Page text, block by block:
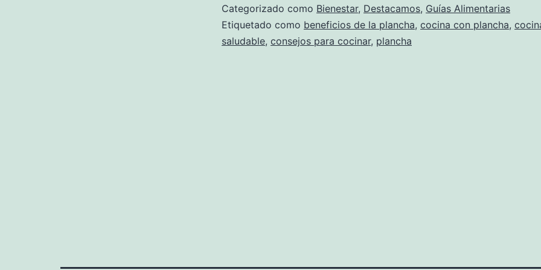
Categorizado como Bienestar, Destacamos, Guías Alimentarias
Etiquetado como beneficios de la plancha, cocina con plancha,
saludable, consejos para cocinar, plancha